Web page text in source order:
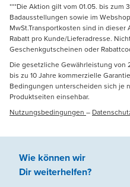
***Die Aktion gilt vom 01.05. bis zum
Badausstellungen sowie im
MwSt.Transportkosten sind in
Rabatt pro Kunde/Lieferadresse.
Geschenkgutscheinen oder
Die gesetzliche Gewährleistung
bis zu 10 Jahre kommerzielle
Bedingungen unterscheiden sich je
Produktseiten einsehbar.
Nutzungsbedingungen –
Wie können wir
Dir weiterhelfen?